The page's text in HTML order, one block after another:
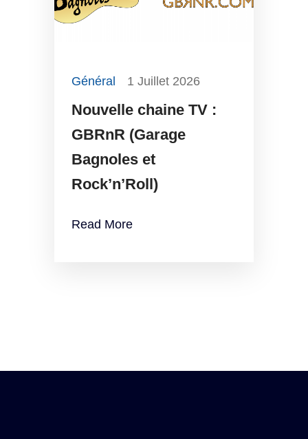
Général 1 Juillet 2026
Nouvelle chaine TV :
GBRnR (Garage
Bagnoles et
Rock’n’Roll)
Read More